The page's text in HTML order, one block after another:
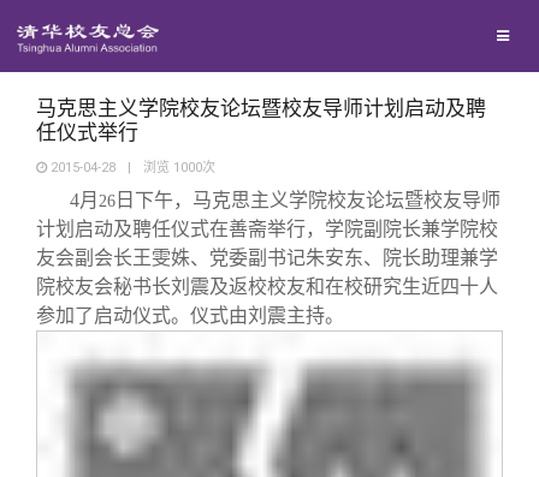
地区联络
年级联络
院系校友工作
专业委员会
西南联大校友会
回馈母校
捐赠项目
捐赠新闻
捐赠纪事
义工计划
媒体平台
《清华校友通讯》
《水木清华》
新媒体平台
百年清华
清华人物
青春风采
校友服务
信息化服务
总会简介
马克思主义学院校友论坛暨校友导师计划启动及聘
任仪式举行
2015-04-28 | 浏览 1000次
4月 26 日下午，马克思主义学院校友论坛暨校友导师
计划启动及聘任仪式在善斋举行，学院副院长兼学院校
友会副会长王雯姝、党委副书记朱安东、院长助理兼学
院校友会秘书长刘震及返校校友和在校研究生近四十人
参加了启动仪式。仪式由刘震主持。